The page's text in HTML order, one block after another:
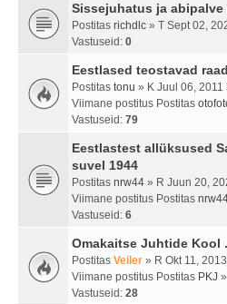
Sissejuhatus ja
Postitas richdlc » T Sept 02,
Vastuseid: 0
Eestlased teostavad
Postitas tonu » K Juul 06, 2011
Viimane postitus Postitas
Vastuseid: 79
Eestlastest allüksused
suvel 1944
Postitas nrw44 » R Juun 20,
Viimane postitus Postitas
Vastuseid: 6
Omakaitse Juhtide Kool
Postitas Veiler » R Okt 11,
Viimane postitus Postitas PKJ »
Vastuseid: 28